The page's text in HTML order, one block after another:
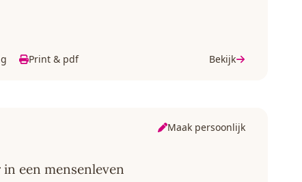
Print & pdf Bekijk
Maak persoonlijk
een mensenleven